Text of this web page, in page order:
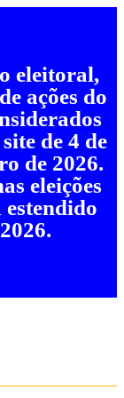
eleitoral,
ações do
de 4 de
de 2026.
eleições